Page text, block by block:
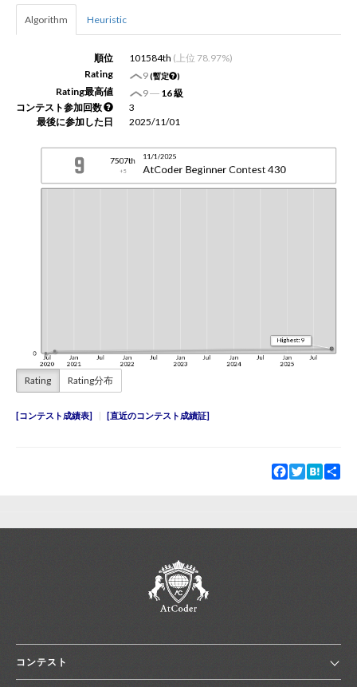
JP EN
Algorithm Heuristic
順位 101584th (上位 78.97%)
Rating
9(暫定 )
Rating最高値 9― 16 級
コンテスト参加回数
3
最後に参加した日
2025/11/01
Rating Rating分布
コンテスト成績表 直近のコンテスト成績証
Facebook
TwitterHatena
コンテスト